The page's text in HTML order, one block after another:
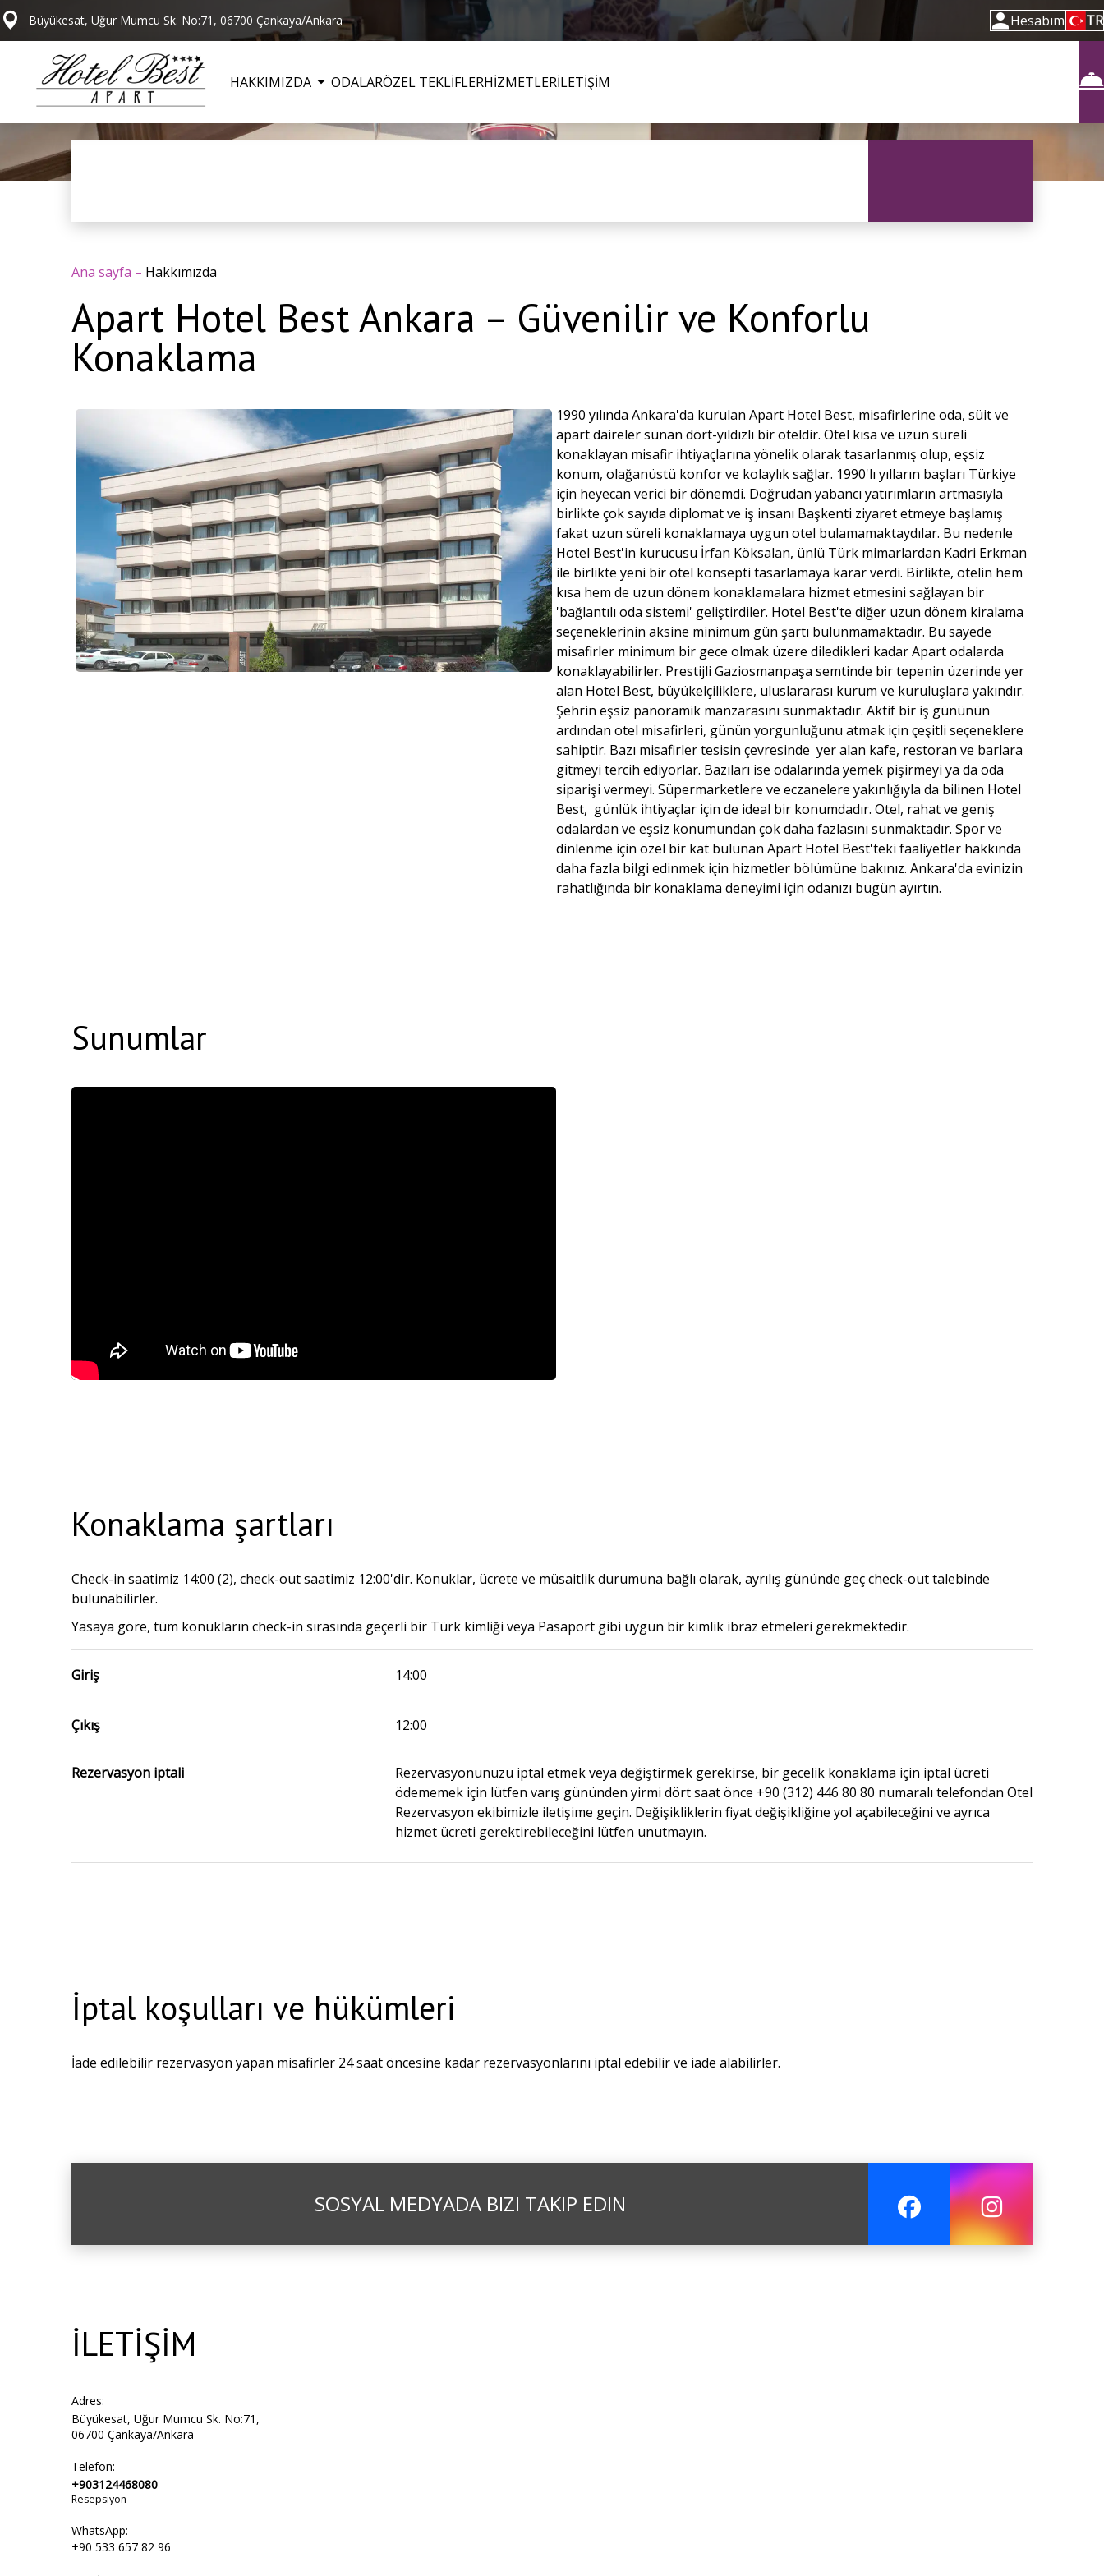
Büyükesat, Uğur Mumcu Sk. No:71, 06700 Çankaya/Ankara Hesabım TR
HAKKIMIZDA ODALARÖZEL TEKLİFLERHİZMETLERİLETİŞİM
Ana sayfa – Hakkımızda
Apart Hotel Best Ankara – Güvenilir ve Konforlu
Konaklama
1990 yılında Ankara'da kurulan Apart Hotel Best, misafirlerine oda, süit ve
apart daireler sunan dört-yıldızlı bir oteldir. Otel kısa ve uzun süreli
konaklayan misafir ihtiyaçlarına yönelik olarak tasarlanmış olup, eşsiz
konum, olağanüstü konfor ve kolaylık sağlar. 1990'lı yılların başları Türkiye
için heyecan verici bir dönemdi. Doğrudan yabancı yatırımların artmasıyla
birlikte çok sayıda diplomat ve iş insanı Başkenti ziyaret etmeye başlamış
fakat uzun süreli konaklamaya uygun otel bulamamaktaydılar. Bu nedenle
Hotel Best'in kurucusu İrfan Köksalan, ünlü Türk mimarlardan Kadri Erkman
ile birlikte yeni bir otel konsepti tasarlamaya karar verdi. Birlikte, otelin hem
kısa hem de uzun dönem konaklamalara hizmet etmesini sağlayan bir
'bağlantılı oda sistemi' geliştirdiler. Hotel Best'te diğer uzun dönem kiralama
seçeneklerinin aksine minimum gün şartı bulunmamaktadır. Bu sayede
misafirler minimum bir gece olmak üzere diledikleri kadar Apart odalarda
konaklayabilirler. Prestijli Gaziosmanpaşa semtinde bir tepenin üzerinde yer
alan Hotel Best, büyükelçiliklere, uluslararası kurum ve kuruluşlara yakındır.
Şehrin eşsiz panoramik manzarasını sunmaktadır. Aktif bir iş gününün
ardından otel misafirleri, günün yorgunluğunu atmak için çeşitli seçeneklere
sahiptir. Bazı misafirler tesisin çevresinde yer alan kafe, restoran ve barlara
gitmeyi tercih ediyorlar. Bazıları ise odalarında yemek pişirmeyi ya da oda
siparişi vermeyi. Süpermarketlere ve eczanelere yakınlığıyla da bilinen Hotel
Best, günlük ihtiyaçlar için de ideal bir konumdadır. Otel, rahat ve geniş
odalardan ve eşsiz konumundan çok daha fazlasını sunmaktadır. Spor ve
dinlenme için özel bir kat bulunan Apart Hotel Best'teki faaliyetler hakkında
daha fazla bilgi edinmek için hizmetler bölümüne bakınız. Ankara'da evinizin
rahatlığında bir konaklama deneyimi için odanızı bugün ayırtın.
Sunumlar
Konaklama şartları
Check-in saatimiz 14:00 (2), check-out saatimiz 12:00'dir. Konuklar, ücrete ve müsaitlik durumuna bağlı olarak, ayrılış gününde geç check-out talebinde
bulunabilirler.
Yasaya göre, tüm konukların check-in sırasında geçerli bir Türk kimliği veya Pasaport gibi uygun bir kimlik ibraz etmeleri gerekmektedir.
Giriş 14:00
Çıkış 12:00
Rezervasyon iptali
Rezervasyonunuzu iptal etmek veya değiştirmek gerekirse, bir gecelik konaklama için iptal ücreti
ödememek için lütfen varış gününden yirmi dört saat önce +90 (312) 446 80 80 numaralı telefondan Otel
Rezervasyon ekibimizle iletişime geçin. Değişikliklerin fiyat değişikliğine yol açabileceğini ve ayrıca
hizmet ücreti gerektirebileceğini lütfen unutmayın.
İptal koşulları ve hükümleri
İade edilebilir rezervasyon yapan misafirler 24 saat öncesine kadar rezervasyonlarını iptal edebilir ve iade alabilirler.
SOSYAL MEDYADA BIZI TAKIP EDIN
İLETİŞİM
Adres:
Büyükesat, Uğur Mumcu Sk. No:71,
06700 Çankaya/Ankara
Telefon:
+903124468080
Resepsiyon
WhatsApp:
+90 533 657 82 96